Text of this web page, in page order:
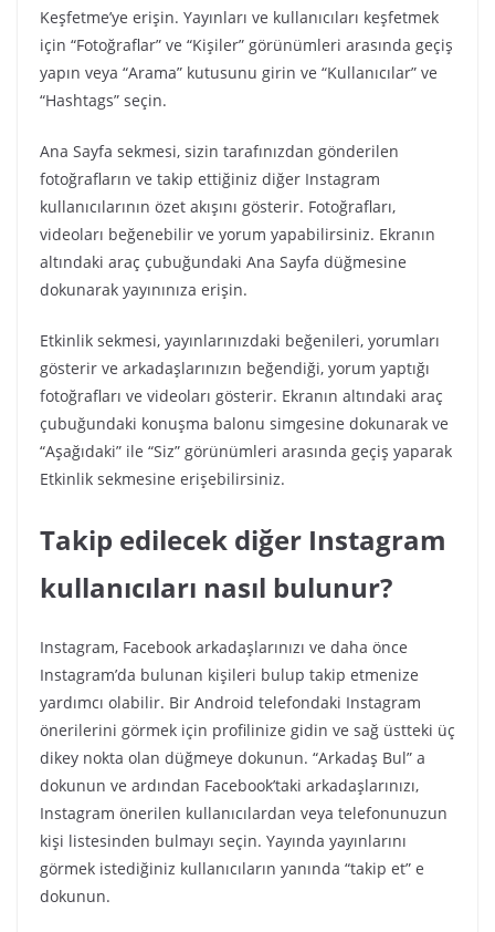
Keşfetme’ye erişin. Yayınları ve kullanıcıları keşfetmek
için “Fotoğraflar” ve “Kişiler” görünümleri arasında geçiş
yapın veya “Arama” kutusunu girin ve “Kullanıcılar” ve
“Hashtags” seçin.
Ana Sayfa sekmesi, sizin tarafınızdan gönderilen
fotoğrafların ve takip ettiğiniz diğer Instagram
kullanıcılarının özet akışını gösterir. Fotoğrafları,
videoları beğenebilir ve yorum yapabilirsiniz. Ekranın
altındaki araç çubuğundaki Ana Sayfa düğmesine
dokunarak yayınınıza erişin.
Etkinlik sekmesi, yayınlarınızdaki beğenileri, yorumları
gösterir ve arkadaşlarınızın beğendiği, yorum yaptığı
fotoğrafları ve videoları gösterir. Ekranın altındaki araç
çubuğundaki konuşma balonu simgesine dokunarak ve
“Aşağıdaki” ile “Siz” görünümleri arasında geçiş yaparak
Etkinlik sekmesine erişebilirsiniz.
Takip edilecek diğer Instagram
kullanıcıları nasıl bulunur?
Instagram, Facebook arkadaşlarınızı ve daha önce
Instagram’da bulunan kişileri bulup takip etmenize
yardımcı olabilir. Bir Android telefondaki Instagram
önerilerini görmek için profilinize gidin ve sağ üstteki üç
dikey nokta olan düğmeye dokunun. “Arkadaş Bul” a
dokunun ve ardından Facebook’taki arkadaşlarınızı,
Instagram önerilen kullanıcılardan veya telefonunuzun
kişi listesinden bulmayı seçin. Yayında yayınlarını
görmek istediğiniz kullanıcıların yanında “takip et” e
dokunun.